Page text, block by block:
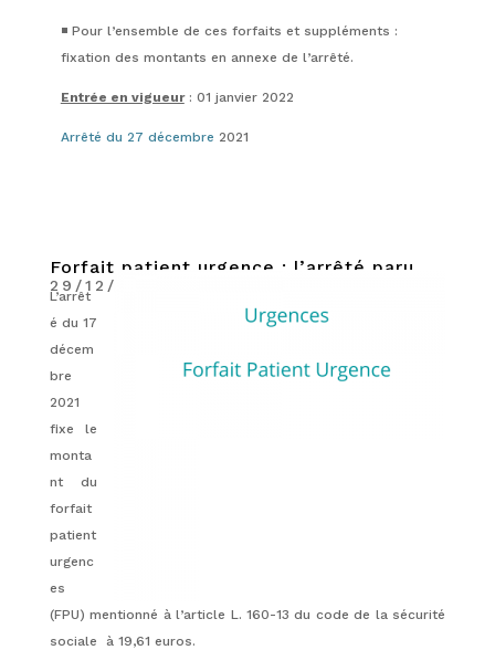
◾️ Pour l’ensemble de ces forfaits et suppléments :
fixation des montants en annexe de l’arrêté.
Entrée en vigueur: 01 janvier 2022
Arrêté du 27 décembre 2021
Forfait patient urgence : l’arrêté paru
29/12/2021
L’arrêt
é du 17
décem
bre
2021
fixe le
monta
nt du
forfait
patient
urgenc
es
(FPU) mentionné à l’article L. 160-13 du code de la sécurité
sociale à 19,61 euros.